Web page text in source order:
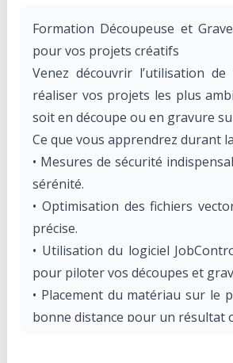
Formation Découpeuse et
pour vos projets créatifs
Venez découvrir l’utilisation
réaliser vos projets les plus
soit en découpe ou en gravure
Ce que vous apprendrez durant
• Mesures de sécurité
sérénité.
• Optimisation des fichiers
précise.
• Utilisation du logiciel
pour piloter vos découpes et
• Placement du matériau sur le
bonne distance pour un résultat